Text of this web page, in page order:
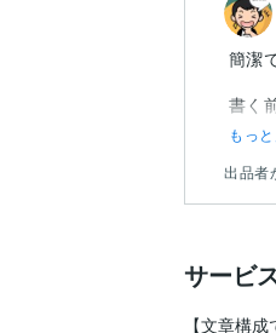
簡潔
書く
もっ
出品者
サービ
【文章構